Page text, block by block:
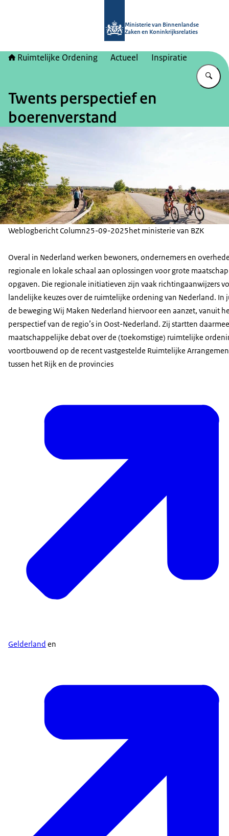
Ministerie van Binnenlandse
Zaken en Koninkrijksrelaties
Ruimtelijke Ordening Actueel Inspiratie
Twents perspectief en
boerenverstand
Weblogbericht Column25-09-2025het ministerie van BZK
Overal in Nederland werken bewoners, ondernemers en
regionale en lokale schaal aan oplossingen voor grote
opgaven. Die regionale initiatieven zijn vaak richtingaanwijzers
landelijke keuzes over de ruimtelijke ordening van Nederland. In
de beweging Wij Maken Nederland hiervoor een aanzet, vanuit
perspectief van de regio’s in Oost-Nederland. Zij startten
maatschappelijke debat over de (toekomstige) ruimtelijke
voortbouwend op de recent vastgestelde Ruimtelijke
tussen het Rijk en de provincies
Gelderland en